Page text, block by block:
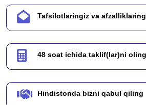
Tafsilotlaringiz va
48 soat ichida taklif(lar)ni oling
Hindistonda bizni qabul qiling